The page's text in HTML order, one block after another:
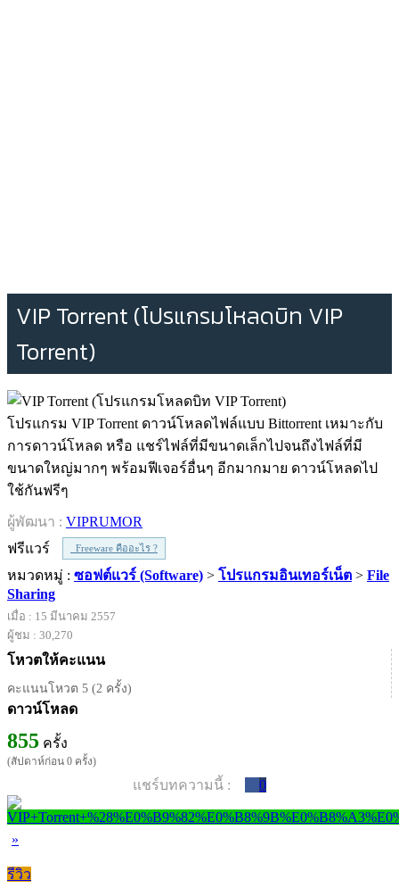
VIP Torrent (โปรแกรมโหลดบิท VIP
Torrent)
โปรแกรม VIP Torrent ดาวน์โหลดไฟล์แบบ Bittorrent เหมาะกับ
การดาวน์โหลด หรือ แชร์ไฟล์ที่มีขนาดเล็กไปจนถึงไฟล์ที่มี
ขนาดใหญ่มากๆ พร้อมฟีเจอร์อื่นๆ อีกมากมาย ดาวน์โหลดไป
ใช้กันฟรีๆ
ผู้พัฒนา : VIPRUMOR
ฟรีแวร์
Freeware คืออะไร ?
หมวดหมู่ : ซอฟต์แวร์ (Software) > โปรแกรมอินเทอร์เน็ต > File
Sharing
เมื่อ : 15 มีนาคม 2557
ผู้ชม : 30,270
โหวตให้คะแนน
คะแนนโหวต 5 (2 ครั้ง)
ดาวน์โหลด
855 ครั้ง
(สัปดาห์ก่อน 0 ครั้ง)
แชร์บทความนี้ : 0
»
รีวิว